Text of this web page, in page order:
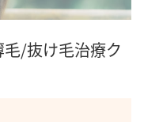
/抜け毛治療ク